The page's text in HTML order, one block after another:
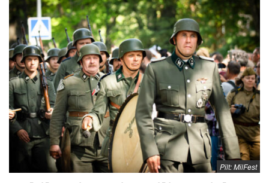
Pilt: MilFest